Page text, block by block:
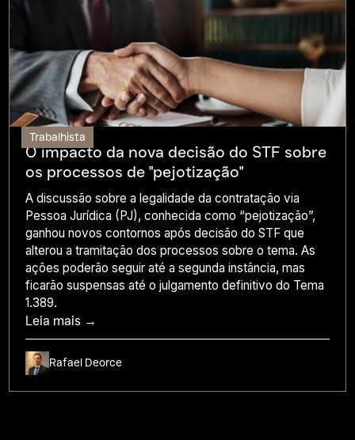
Trabalhista
O impacto da nova decisão do STF sobre
os processos de "pejotização"
A discussão sobre a legalidade da contratação via
Pessoa Jurídica (PJ), conhecida como “pejotização”,
ganhou novos contornos após decisão do STF que
alterou a tramitação dos processos sobre o tema. As
ações poderão seguir até a segunda instância, mas
ficarão suspensas até o julgamento definitivo do Tema
1.389.
Leia mais →
Rafael Deorce